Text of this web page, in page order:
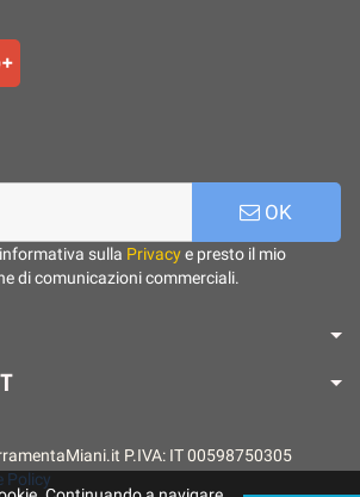
OK
sulla Privacye presto il mio
di comunicazioni commerciali.
P.IVA: IT 00598750305
Policy